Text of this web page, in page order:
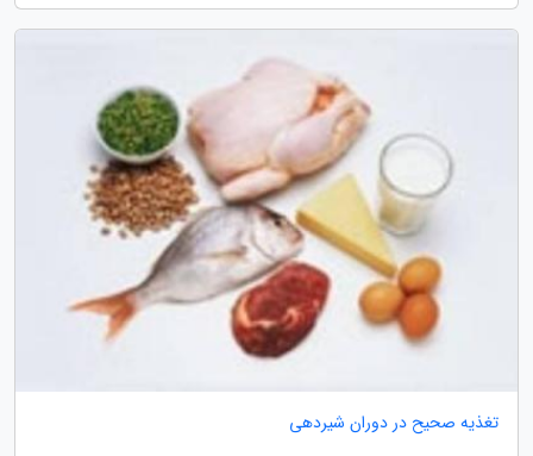
تغذیه صحیح در دوران شیردهی